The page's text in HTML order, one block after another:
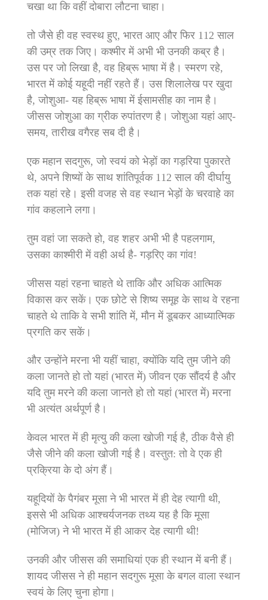
चखा था कि वहीं दोबारा लौटना चाहा।
तो जैसे ही वह स्‍वस्‍थ हुए, भारत आए और फिर 112 साल
की उम्र तक जिए। कश्‍मीर में अभी भी उनकी कब्र है।
उस पर जो लिखा है, वह हिब्रू भाषा में है। स्‍मरण रहे,
भारत में कोई यहूदी नहीं रहते हैं। उस शिलालेख पर खुदा
है, जोशुआ- यह हिब्रू भाषा में ईसामसीह का नाम है।
जीसस जोशुआ का ग्रीक रुपांतरण है। जोशुआ यहां आए-
समय, तारीख वगैरह सब दी है।
एक महान सदगुरू, जो स्‍वयं को भेड़ों का गड़रिया पुकारते
थे, अपने शिष्‍यों के साथ शांतिपूर्वक 112 साल की दीर्घायु
तक यहां रहे। इसी वजह से वह स्‍थान भेड़ों के चरवाहे का
गांव कहलाने लगा।
तुम वहां जा सकते हो, वह शहर अभी भी है पहलगाम,
उसका काश्‍मीरी में वही अर्थ है- गड़रिए का गांव!
जीसस यहां रहना चाहते थे ताकि और अधिक आत्मिक
विकास कर सकें। एक छोटे से शिष्‍य समूह के साथ वे रहना
चाहते थे ताकि वे सभी शांति में, मौन में डूबकर आध्‍यात्मिक
प्रगति कर सकें।
और उन्‍होंने मरना भी यहीं चाहा, क्‍योंकि यदि तुम जीने की
कला जानते हो तो यहां (भारत में) जीवन एक सौंदर्य है और
यदि तुम मरने की कला जानते हो तो यहां (भारत में) मरना
भी अत्‍यंत अर्थपूर्ण है।
केवल भारत में ही मृत्‍यु की कला खोजी गई है, ठीक वैसे ही
जैसे जीने की कला खोजी गई है। वस्‍तुत: तो वे एक ही
प्रक्रिया के दो अंग हैं।
यहूदियों के पैगंबर मूसा ने भी भारत में ही देह त्‍यागी थी,
इससे भी अधिक आश्‍चर्यजनक तथ्‍य यह है कि मूसा
(मोजिज) ने भी भारत में ही आकर देह त्‍यागी थी!
उनकी और जीसस की समाधियां एक ही स्‍थान में बनी हैं।
शायद जीसस ने ही महान सदगुरू मूसा के बगल वाला स्‍थान
स्‍वयं के लिए चुना होगा।